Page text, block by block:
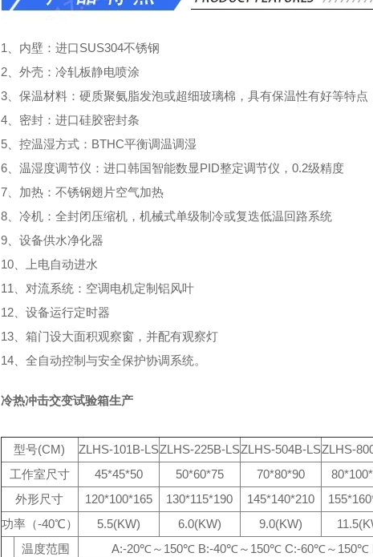
1、内壁：进口SUS304不锈钢
2、外壳：冷轧板静电喷涂
3、保温材料：硬质聚氨脂发泡或超细玻璃棉，具有保温性有好等特点
4、密封：进口硅胶密封条
5、控温湿方式：BTHC平衡调温调湿
6、温湿度调节仪：进口韩国智能数显PID整定调节仪，0.2级精度
7、加热：不锈钢翅片空气加热
8、冷机：全封闭压缩机，机械式单级制冷或复迭低温回路系统
9、设备供水净化器
10、上电自动进水
11、对流系统：空调电机定制铝风叶
12、设备运行定时器
13、箱门设大面积观察窗，并配有观察灯
14、全自动控制与安全保护协调系统。
冷热冲击交变试验箱生产
型号(CM) ZLHS-101B-LSZLHS-225B-LSZLHS-504B-LSZLHS-
工作室尺寸
45*45*50 50*60*75 70*80*90
外形尺寸
120*100*165 130*115*190 145*140*210
功率（-40℃）
5.5(KW) 6.0(KW) 9.0(KW)
温度范围
A:-20℃～150℃ B:-40℃～150℃ C:-60℃～150℃